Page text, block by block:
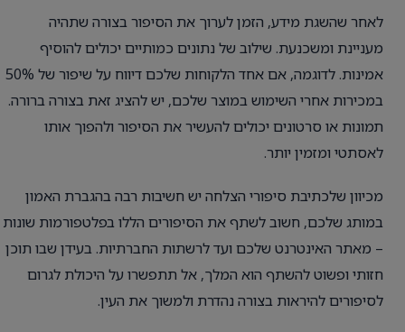
לאחר שהשגת מידע, הזמן לערוך את הסיפור בצורה שתהיה
מעניינת ומשכנעת. שילוב של נתונים כמותיים יכולים להוסיף
אמינות. לדוגמה, אם אחד הלקוחות שלכם דיווח על שיפור של 50%
במכירות אחרי השימוש במוצר שלכם, יש להציג זאת בצורה ברורה.
תמונות או סרטונים יכולים להעשיר את הסיפור ולהפוך אותו
לאסתטי ומזמין יותר.
מכיוון שלכתיבת סיפורי הצלחה יש חשיבות רבה בהגברת האמון
במותג שלכם, חשוב לשתף את הסיפורים הללו בפלטפורמות שונות
– מאתר האינטרנט שלכם ועד לרשתות החברתיות. בעידן שבו תוכן
חזותי ופשוט להשתף הוא המלך, אל תתפשרו על היכולת לגרום
לסיפורים להיראות בצורה נהדרת ולמשוך את העין.